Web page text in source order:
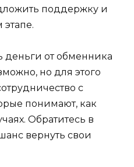
поддержку и
деньги от обменника
но для этого
с
понимают, как
Обратитесь в
вернуть свои